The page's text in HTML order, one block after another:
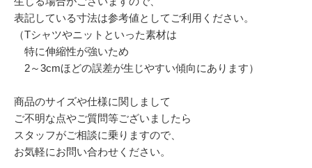
表記している寸法は参考値としてご利用ください。
（Tシャツやニットといった素材は
特に伸縮性が強いため
2～3cmほどの誤差が生じやすい傾向にあります）
商品のサイズや仕様に関しまして
ご不明な点やご質問等ございましたら
スタッフがご相談に乗りますので、
お気軽にお問い合わせください。